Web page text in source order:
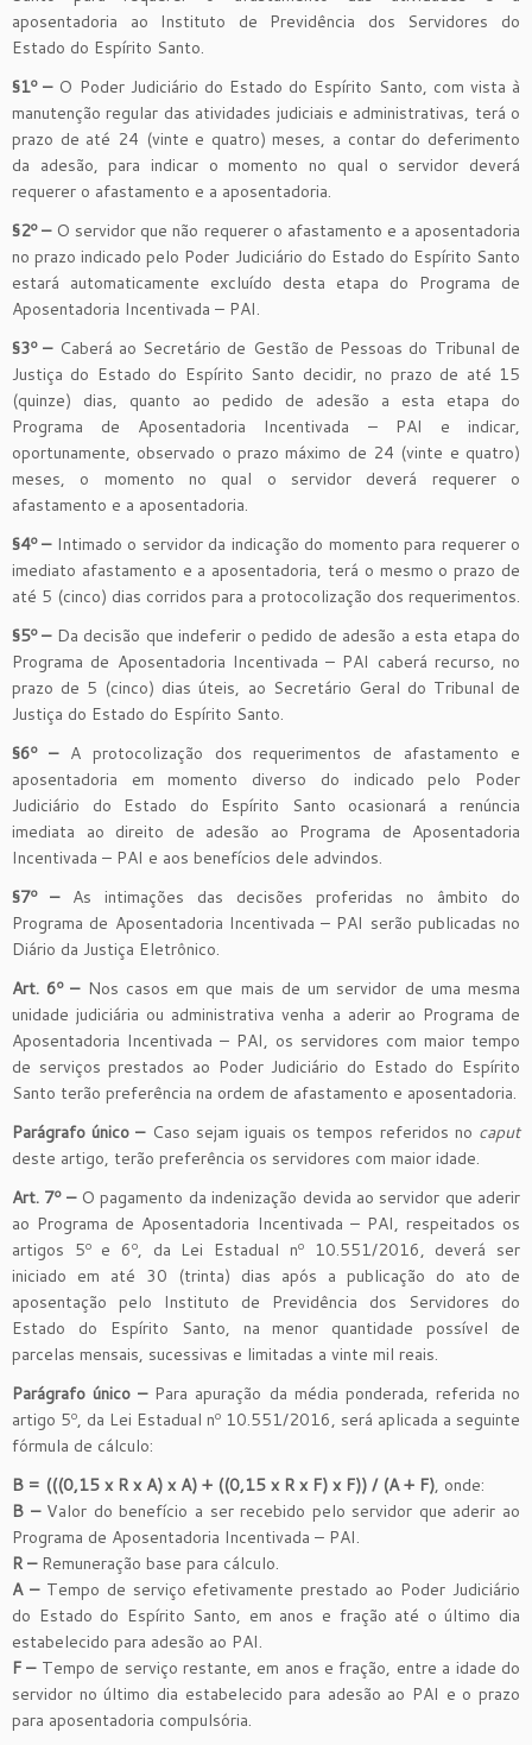
aposentadoria ao Instituto de Previdência dos Servidores do
Estado do Espírito Santo.
§1º –O Poder Judiciário do Estado do Espírito Santo, com vista à
manutenção regular das atividades judiciais e administrativas, terá o
prazo de até 24 (vinte e quatro) meses, a contar do deferimento
da adesão, para indicar o momento no qual o servidor deverá
requerer o afastamento e a aposentadoria.
§2º –O servidor que não requerer o afastamento e a aposentadoria
no prazo indicado pelo Poder Judiciário do Estado do Espírito Santo
estará automaticamente excluído desta etapa do Programa de
Aposentadoria Incentivada – PAI.
§3º –Caberá ao Secretário de Gestão de Pessoas do Tribunal de
Justiça do Estado do Espírito Santo decidir, no prazo de até 15
(quinze) dias, quanto ao pedido de adesão a esta etapa do
Programa de Aposentadoria Incentivada – PAI e indicar,
oportunamente, observado o prazo máximo de 24 (vinte e quatro)
meses, o momento no qual o servidor deverá requerer o
afastamento e a aposentadoria.
§4º –Intimado o servidor da indicação do momento para requerer o
imediato afastamento e a aposentadoria, terá o mesmo o prazo de
até 5 (cinco) dias corridos para a protocolização dos requerimentos.
§5º –Da decisão que indeferir o pedido de adesão a esta etapa do
Programa de Aposentadoria Incentivada – PAI caberá recurso, no
prazo de 5 (cinco) dias úteis, ao Secretário Geral do Tribunal de
Justiça do Estado do Espírito Santo.
§6º –A protocolização dos requerimentos de afastamento e
aposentadoria em momento diverso do indicado pelo Poder
Judiciário do Estado do Espírito Santo ocasionará a renúncia
imediata ao direito de adesão ao Programa de Aposentadoria
Incentivada – PAI e aos benefícios dele advindos.
§7º –As intimações das decisões proferidas no âmbito do
Programa de Aposentadoria Incentivada – PAI serão publicadas no
Diário da Justiça Eletrônico.
Art. 6º –Nos casos em que mais de um servidor de uma mesma
unidade judiciária ou administrativa venha a aderir ao Programa de
Aposentadoria Incentivada – PAI, os servidores com maior tempo
de serviços prestados ao Poder Judiciário do Estado do Espírito
Santo terão preferência na ordem de afastamento e aposentadoria.
Parágrafo único –Caso sejam iguais os tempos referidos no caput
deste artigo, terão preferência os servidores com maior idade.
Art. 7º –O pagamento da indenização devida ao servidor que aderir
ao Programa de Aposentadoria Incentivada – PAI, respeitados os
artigos 5º e 6º, da Lei Estadual nº 10.551/2016, deverá ser
iniciado em até 30 (trinta) dias após a publicação do ato de
aposentação pelo Instituto de Previdência dos Servidores do
Estado do Espírito Santo, na menor quantidade possível de
parcelas mensais, sucessivas e limitadas a vinte mil reais.
Parágrafo único –Para apuração da média ponderada, referida no
artigo 5º, da Lei Estadual nº 10.551/2016, será aplicada a seguinte
fórmula de cálculo:
B = (((0,15 x R x A) x A) + ((0,15 x R x F) x F)) / (A + F), onde:
B –Valor do benefício a ser recebido pelo servidor que aderir ao
Programa de Aposentadoria Incentivada – PAI.
R –Remuneração base para cálculo.
A –Tempo de serviço efetivamente prestado ao Poder Judiciário
do Estado do Espírito Santo, em anos e fração até o último dia
estabelecido para adesão ao PAI.
F –Tempo de serviço restante, em anos e fração, entre a idade do
servidor no último dia estabelecido para adesão ao PAI e o prazo
para aposentadoria compulsória.